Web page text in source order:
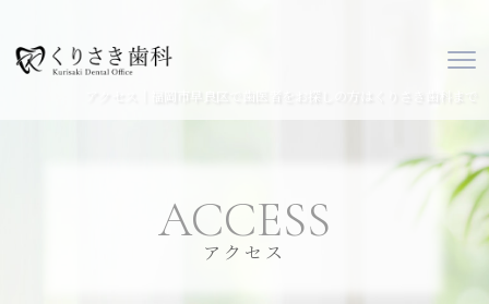
ACCESS
アクセス